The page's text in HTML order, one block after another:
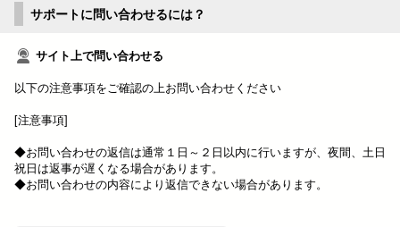
サポートに問い合わせるには？
サイト上で問い合わせる
以下の注意事項をご確認の上お問い合わせください
[注意事項]
◆お問い合わせの返信は通常１日～２日以内に行いますが、夜間、土日
祝日は返事が遅くなる場合があります。
◆お問い合わせの内容により返信できない場合があります。